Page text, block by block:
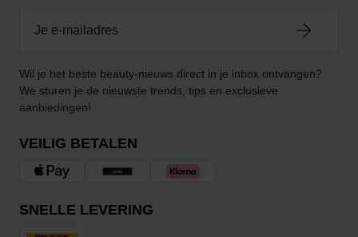
Wil je het beste beauty-nieuws direct in je inbox ontvangen?
We sturen je de nieuwste trends, tips en exclusieve
aanbiedingen!
VEILIG BETALEN
SNELLE LEVERING